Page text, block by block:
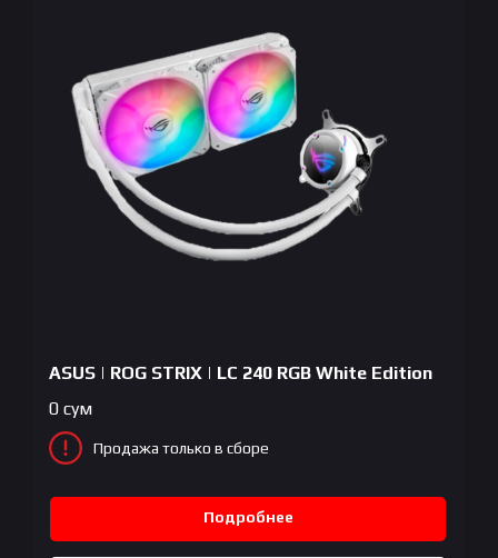
ASUS | ROG STRIX | LC 240 RGB White Edition
0 сум
Продажа только в сборе
Подробнее